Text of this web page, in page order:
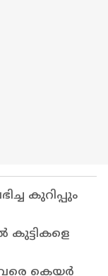
കുറിപ്പും
കുട്ടികളെ
കെയർ